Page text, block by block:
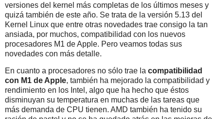
versiones del kernel más completas de los últimos meses y
quizá también de este año. Se trata de la versión 5.13 del
Kernel Linux que entre otras novedades trae consigo la tan
ansiada, por muchos, compatibilidad con los nuevos
procesadores M1 de Apple. Pero veamos todas sus
novedades con más detalle.
En cuanto a procesadores no sólo trae la compatibilidad
con M1 de Apple, también ha mejorado la compatibilidad y
rendimiento en los Intel, algo que ha hecho que éstos
disminuyan su temperatura en muchas de las tareas que
más demanda de CPU tienen. AMD también ha tenido su